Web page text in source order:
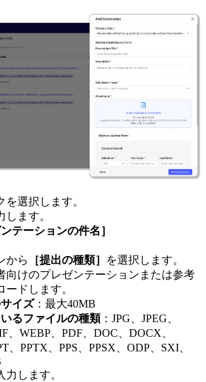
選択します。
します。
ンテーションの件名］
から
［提出の種類］
を選択します。
向けのプレゼンテーションまたは参考
ードします。
イズ：最大40MB
るファイルの種類：JPG、JPEG、
、WEBP、PDF、DOC、DOCX、
、PPTX、PPS、PPSX、ODP、SXI、
します。